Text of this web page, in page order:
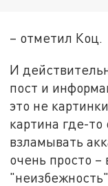
– отметил Коц.
И
пост и
это не
картина где-то
взламывать
очень просто